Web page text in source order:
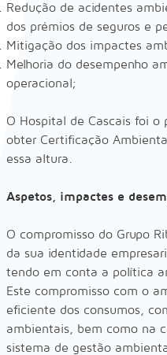
Redução de acidentes
dos prémios de seguros e
Mitigação dos impactes
Melhoria do desempenho
operacional;
O Hospital de Cascais foi
obter Certificação
essa altura.
Aspetos, impactes e
O compromisso do Grupo
da sua identidade
tendo em conta a política
Este compromisso com o
eficiente dos consumos,
ambientais, bem como na
sistema de gestão